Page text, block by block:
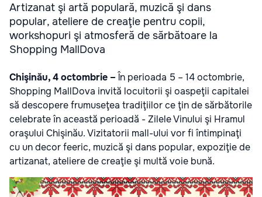
Artizanat şi artă populară, muzică şi dans
popular, ateliere de creaţie pentru copii,
workshopuri şi atmosferă de sărbătoare la
Shopping MallDova
Chişinău, 4 octombrie –În perioada 5 – 14 octombrie,
Shopping MallDova invită locuitorii şi oaspeţii capitalei
să descopere frumuseţea tradiţiilor ce ţin de sărbătorile
celebrate în această perioadă - Zilele Vinului şi Hramul
oraşului Chişinău. Vizitatorii mall-ului vor fi întimpinaţi
cu un decor feeric, muzică şi dans popular, expoziţie de
artizanat, ateliere de creaţie şi multă voie bună.